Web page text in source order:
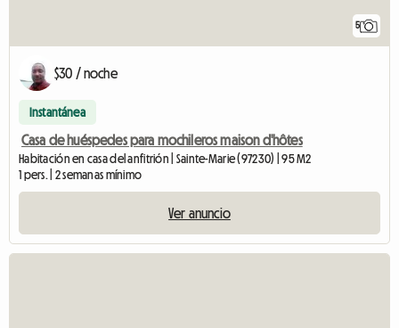
5
$30 / noche
Instantánea
Casa de huéspedes para mochileros maison d'hôtes
Habitación en casa del anfitrión | Sainte-Marie (97230) | 95 M2
1 pers. | 2 semanas mínimo
Ver anuncio